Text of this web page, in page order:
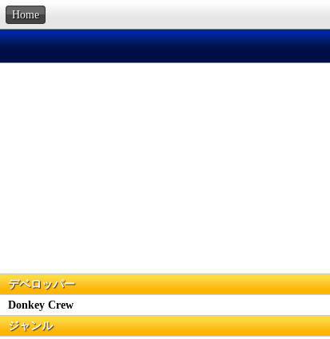
Home
デベロッパー
Donkey Crew
ジャンル